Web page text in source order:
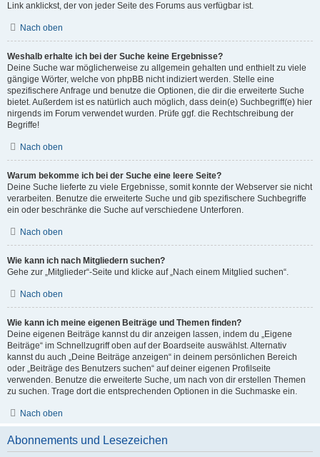
Link anklickst, der von jeder Seite des Forums aus verfügbar ist.
Nach oben
Weshalb erhalte ich bei der Suche keine Ergebnisse?
Deine Suche war möglicherweise zu allgemein gehalten und enthielt zu viele
gängige Wörter, welche von phpBB nicht indiziert werden. Stelle eine
spezifischere Anfrage und benutze die Optionen, die dir die erweiterte Suche
bietet. Außerdem ist es natürlich auch möglich, dass dein(e) Suchbegriff(e) hier
nirgends im Forum verwendet wurden. Prüfe ggf. die Rechtschreibung der
Begriffe!
Nach oben
Warum bekomme ich bei der Suche eine leere Seite?
Deine Suche lieferte zu viele Ergebnisse, somit konnte der Webserver sie nicht
verarbeiten. Benutze die erweiterte Suche und gib spezifischere Suchbegriffe
ein oder beschränke die Suche auf verschiedene Unterforen.
Nach oben
Wie kann ich nach Mitgliedern suchen?
Gehe zur „Mitglieder“-Seite und klicke auf „Nach einem Mitglied suchen“.
Nach oben
Wie kann ich meine eigenen Beiträge und Themen finden?
Deine eigenen Beiträge kannst du dir anzeigen lassen, indem du „Eigene
Beiträge“ im Schnellzugriff oben auf der Boardseite auswählst. Alternativ
kannst du auch „Deine Beiträge anzeigen“ in deinem persönlichen Bereich
oder „Beiträge des Benutzers suchen“ auf deiner eigenen Profilseite
verwenden. Benutze die erweiterte Suche, um nach von dir erstellen Themen
zu suchen. Trage dort die entsprechenden Optionen in die Suchmaske ein.
Nach oben
Abonnements und Lesezeichen